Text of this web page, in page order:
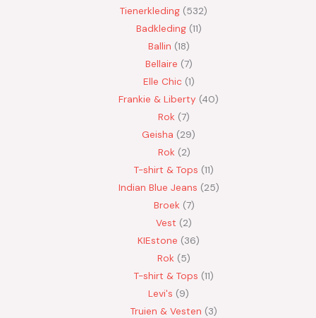
Tienerkleding 532
Badkleding 11
Ballin 18
Bellaire 7
Elle Chic 1
Frankie & Liberty 40
Rok 7
Geisha
29
Rok 2
T-shirt & Tops 11
Indian Blue Jeans 25
Broek 7
Vest
2
KIEstone
36
Rok
5
T-shirt & Tops 11
Levi's
9
Truien & Vesten
3